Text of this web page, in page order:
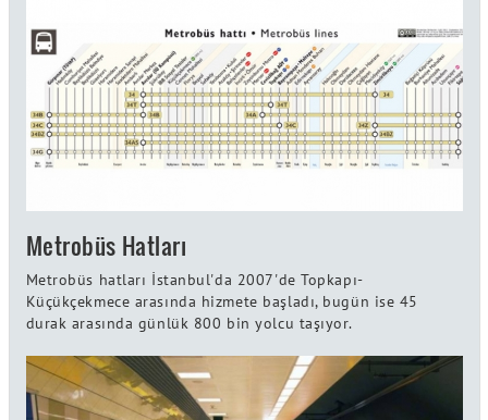
Metrobüs Hatları
Metrobüs hatları İstanbul'da 2007'de Topkapı-
Küçükçekmece arasında hizmete başladı, bugün ise 45
durak arasında günlük 800 bin yolcu taşıyor.